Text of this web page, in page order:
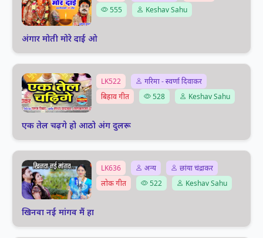
555
Keshav Sahu
अंगार मोती मोरे दाई ओ
LK522
गरिमा - स्वर्णा दिवाकर
बिहाव गीत
528 Keshav Sahu
एक तेल चढ़गे हो आठो अंग दुलरू
LK636 अन्य
छांया चंद्राकर
लोक गीत
522 Keshav Sahu
खिनवा नई मांगव मैं हा